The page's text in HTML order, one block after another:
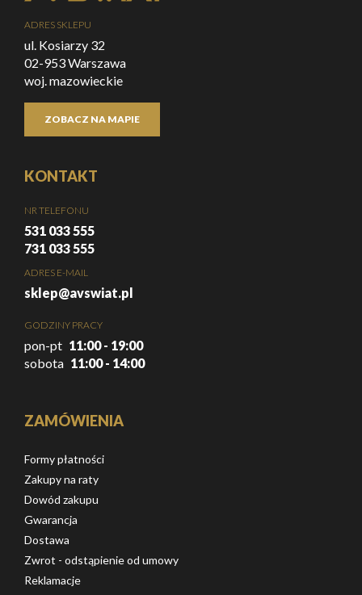
ADRES SKLEPU
ul. Kosiarzy 32
02-953 Warszawa
woj. mazowieckie
ZOBACZ NA MAPIE
KONTAKT
NR TELEFONU
531 033 555
731 033 555
ADRES E-MAIL
sklep@avswiat.pl
GODZINY PRACY
pon-pt 11:00 - 19:00
sobota 11:00 - 14:00
ZAMÓWIENIA
Formy płatności
Zakupy na raty
Dowód zakupu
Gwarancja
Dostawa
Zwrot - odstąpienie od umowy
Reklamacje